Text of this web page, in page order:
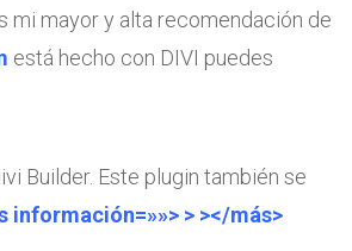
mi mayor y alta recomendación de
está hecho con DIVI puedes
Builder. Este plugin también se
información=»»> > ></más>